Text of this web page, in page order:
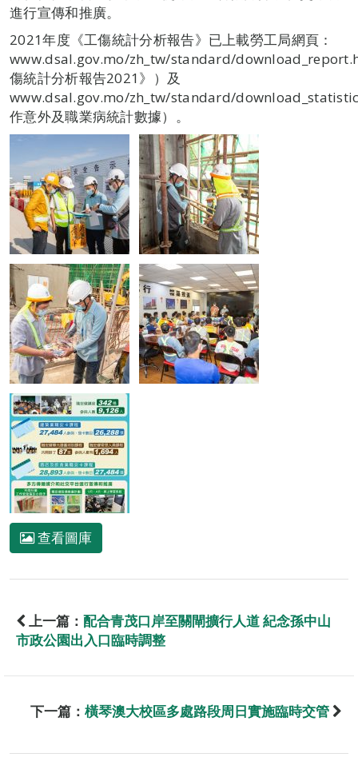
進行宣傳和推廣。
2021年度《工傷統計分析報告》已上載勞工局網頁：
www.dsal.gov.mo/zh_tw/standard/
傷統計分析報告2021》）及
www.dsal.gov.mo/zh_tw/standard/
作意外及職業病統計數據）。
查看圖庫
上一篇： 配合青茂口岸至關閘擴行人道 紀念孫中山
市政公園出入口臨時調整
下一篇： 橫琴澳大校區多處路段周日實施臨時交管